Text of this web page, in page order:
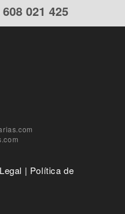
021 425
| Política de